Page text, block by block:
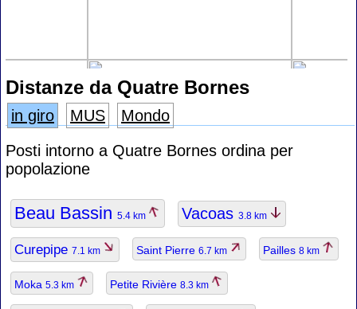
Distanze da Quatre Bornes
in giro MUS
Mondo
Posti intorno a Quatre Bornes ordina per
popolazione
Beau Bassin 5.4 km Vacoas 3.8 km
Curepipe 7.1 km Saint Pierre 6.7 km Pailles 8 km
Moka 5.3 km Petite Rivière 8.3 km